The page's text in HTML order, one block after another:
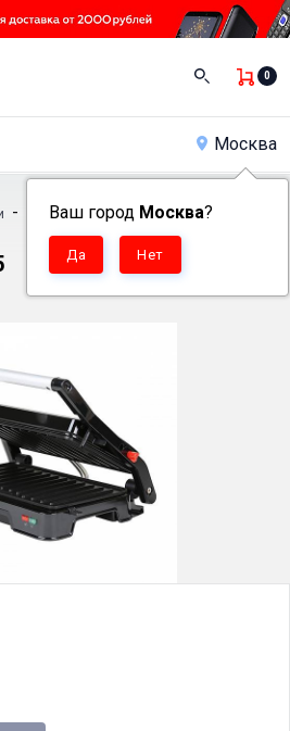
0
Москва
Ваш город Москва?
- Грили - Гриль BQ GR1005